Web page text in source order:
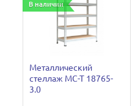
В наличии
Металлический
стеллаж МС-Т 18765-
3.0